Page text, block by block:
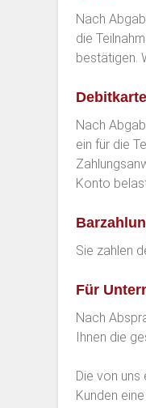
Nach
die
bestätigen.
Nach
ein für die
Konto
Sie zahlen
Für
Nach
Ihnen die
Die von
Kunden